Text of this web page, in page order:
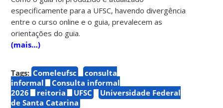
especificamente para a UFSC, havendo divergência
entre o curso online e o guia, prevalecem as
orientações do guia.
(mais…)
Tags: Comeleufsc
consulta
informal
Consulta informal
2026
reitoria UFSC
Universidade Federal
de Santa Catarina